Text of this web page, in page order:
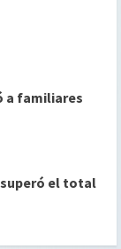
a familiares
superó el total